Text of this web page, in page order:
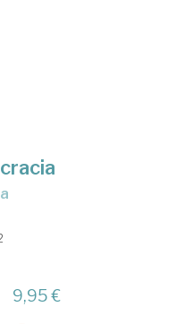
9,95 €